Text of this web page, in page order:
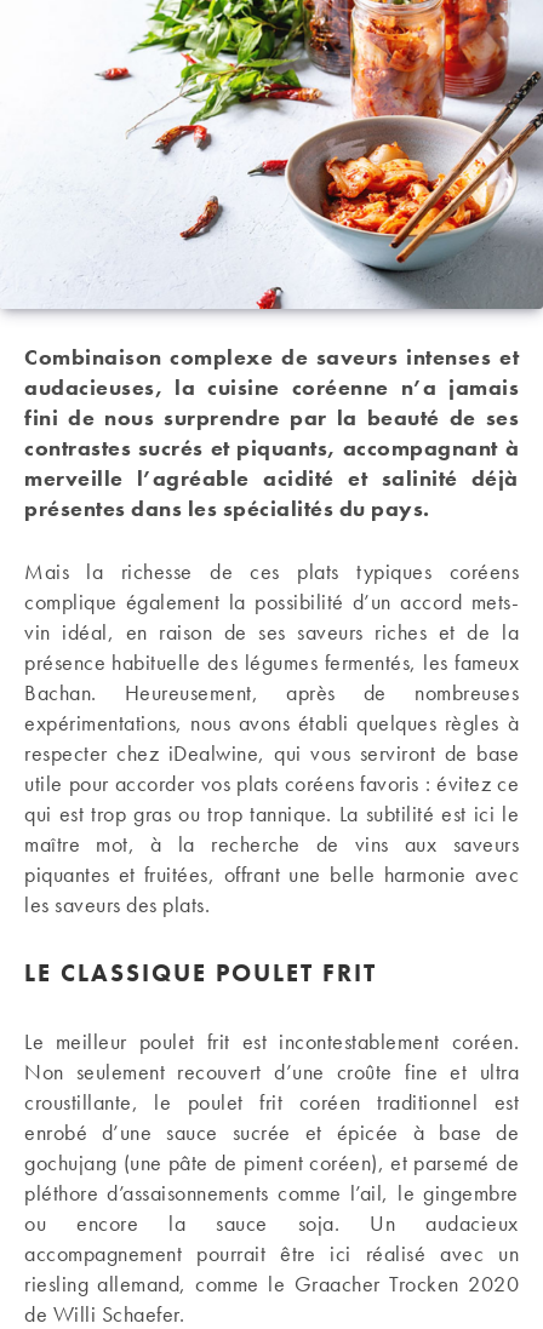
Combinaison complexe de saveurs intenses et
audacieuses, la cuisine coréenne n’a jamais
fini de nous surprendre par la beauté de ses
contrastes sucrés et piquants, accompagnant à
merveille l’agréable acidité et salinité déjà
présentes dans les spécialités du pays.
Mais la richesse de ces plats typiques coréens
complique également la possibilité d’un accord mets-
vin idéal, en raison de ses saveurs riches et de la
présence habituelle des légumes fermentés, les fameux
Bachan. Heureusement, après de nombreuses
expérimentations, nous avons établi quelques règles à
respecter chez iDealwine, qui vous serviront de base
utile pour accorder vos plats coréens favoris : évitez ce
qui est trop gras ou trop tannique. La subtilité est ici le
maître mot, à la recherche de vins aux saveurs
piquantes et fruitées, offrant une belle harmonie avec
les saveurs des plats.
LE CLASSIQUE POULET FRIT
Le meilleur poulet frit est incontestablement coréen.
Non seulement recouvert d’une croûte fine et ultra
croustillante, le poulet frit coréen traditionnel est
enrobé d’une sauce sucrée et épicée à base de
gochujang (une pâte de piment coréen), et parsemé de
pléthore d’assaisonnements comme l’ail, le gingembre
ou encore la sauce soja. Un audacieux
accompagnement pourrait être ici réalisé avec un
riesling allemand, comme le Graacher Trocken 2020
de Willi Schaefer.